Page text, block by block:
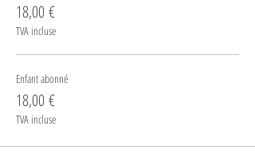
18,00 €
TVA incluse
Enfant abonné
18,00 €
TVA incluse